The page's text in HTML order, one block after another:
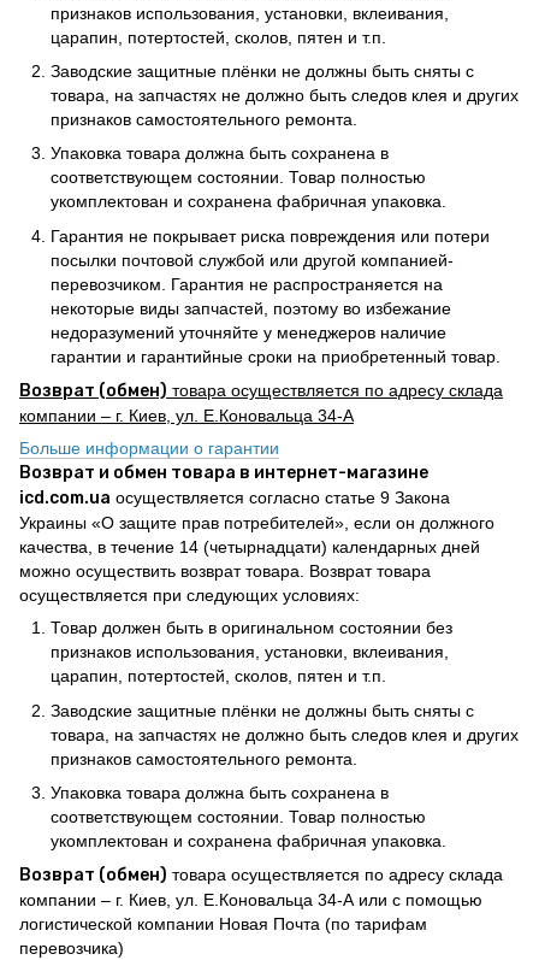
признаков использования, установки, вклеивания,
царапин, потертостей, сколов, пятен и т.п.
Заводские защитные плёнки не должны быть сняты с
товара, на запчастях не должно быть следов клея и других
признаков самостоятельного ремонта.
Упаковка товара должна быть сохранена в
соответствующем состоянии. Товар полностью
укомплектован и сохранена фабричная упаковка.
Гарантия не покрывает риска повреждения или потери
посылки почтовой службой или другой компанией-
перевозчиком. Гарантия не распространяется на
некоторые виды запчастей, поэтому во избежание
недоразумений уточняйте у менеджеров наличие
гарантии и гарантийные сроки на приобретенный товар.
Возврат (обмен) товара осуществляется по адресу склада
компании – г. Киев, ул. Е.Коновальца 34-А
Больше информации о гарантии
Возврат и обмен товара в интернет-магазине
icd.com.ua осуществляется согласно статье 9 Закона
Украины «О защите прав потребителей», если он должного
качества, в течение 14 (четырнадцати) календарных дней
можно осуществить возврат товара. Возврат товара
осуществляется при следующих условиях:
Товар должен быть в оригинальном состоянии без
признаков использования, установки, вклеивания,
царапин, потертостей, сколов, пятен и т.п.
Заводские защитные плёнки не должны быть сняты с
товара, на запчастях не должно быть следов клея и других
признаков самостоятельного ремонта.
Упаковка товара должна быть сохранена в
соответствующем состоянии. Товар полностью
укомплектован и сохранена фабричная упаковка.
Возврат (обмен) товара осуществляется по адресу склада
компании – г. Киев, ул. Е.Коновальца 34-А или с помощью
логистической компании Новая Почта (по тарифам
перевозчика)